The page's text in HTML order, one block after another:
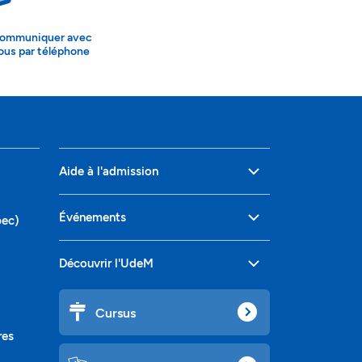
avec
par téléphone
Aide à l'admission
Événements
Découvrir l'UdeM
Cursus